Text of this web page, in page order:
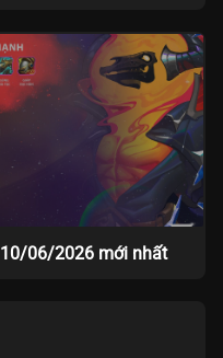
06/2026 mới nhất